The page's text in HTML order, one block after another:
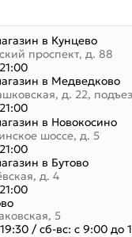
в Кунцево
проспект, д. 88
в Медведково
д. 22,
в Новокосино
шоссе, д. 5
в Бутово
д. 4
5
/сб-вс: с 9:00 до